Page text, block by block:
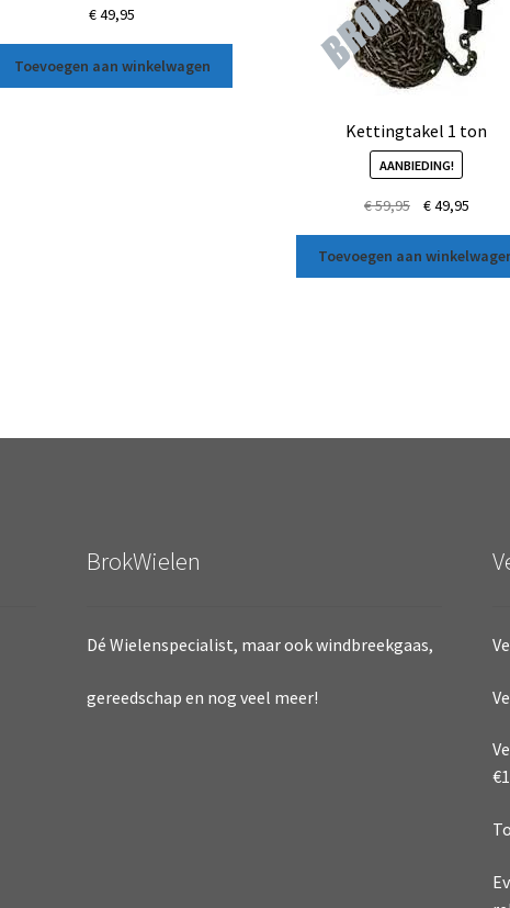
€49,95
Toevoegen aan winkelwagen
Kettingtakel 1 ton
AANBIEDING!
€59,95 €49,95
Toevoegen aan
BrokWielen
Dé Wielenspecialist, maar ook windbreekgaas,
gereedschap en nog veel meer!